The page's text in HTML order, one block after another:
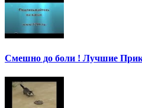
Смешно до боли ! Лучшие